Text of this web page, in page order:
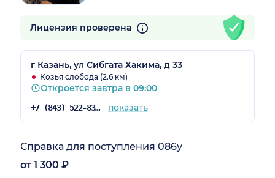
Лицензия проверена
г Казань, ул Сибгата Хакима, д 33
Козья слобода (2.6 км)
Откроется завтра в 09:00
+7 (843) 522-83-90 показать
Справка для поступления 086у
от 1 300 ₽